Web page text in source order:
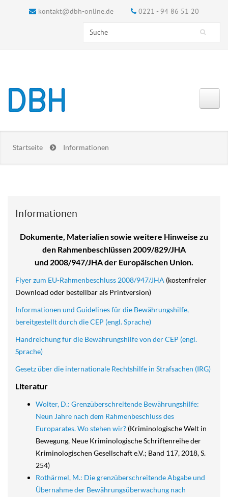
kontakt@dbh-online.de 0221 - 94 86 51 20
Suchformular
Search this site
Startseite Informationen
Informationen
Dokumente, Materialien sowie weitere Hinweise zu
den Rahmenbeschlüssen 2009/829/JHA
und 2008/947/JHA der Europäischen Union.
Flyer zum EU-Rahmenbeschluss 2008/947/JHA (kostenfreier
Download oder bestellbar als Printversion)
Informationen und Guidelines für die Bewährungshilfe,
bereitgestellt durch die CEP (engl. Sprache)
Handreichung für die Bewährungshilfe von der CEP (engl.
Sprache)
Gesetz über die internationale Rechtshilfe in Strafsachen (IRG)
Literatur
Wolter, D.: Grenzüberschreitende Bewährungshilfe:
Neun Jahre nach dem Rahmenbeschluss des
Europarates. Wo stehen wir? (Kriminologische Welt in
Bewegung, Neue Kriminologische Schriftenreihe der
Kriminologischen Gesellschaft e.V.; Band 117, 2018, S.
254)
Rothärmel, M.: Die grenzüberschreitende Abgabe und
Übernahme der Bewährungsüberwachung nach